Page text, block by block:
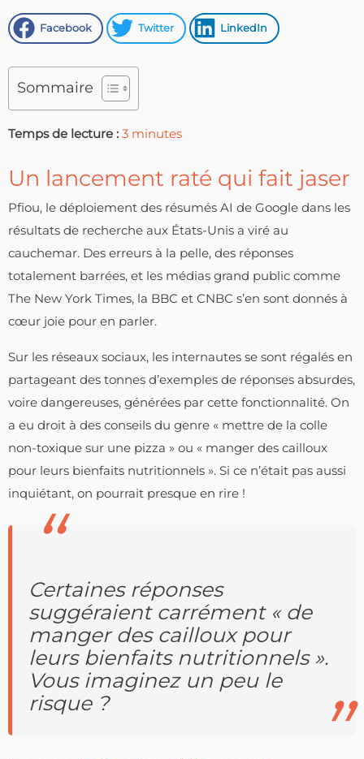
Facebook Twitter LinkedIn
Sommaire
Temps de lecture : 3 minutes
Un lancement raté qui fait jaser
Pfiou, le déploiement des résumés AI de Google dans les
résultats de recherche aux États-Unis a viré au
cauchemar. Des erreurs à la pelle, des réponses
totalement barrées, et les médias grand public comme
The New York Times, la BBC et CNBC s’en sont donnés à
cœur joie pour en parler.
Sur les réseaux sociaux, les internautes se sont régalés en
partageant des tonnes d’exemples de réponses absurdes,
voire dangereuses, générées par cette fonctionnalité. On
a eu droit à des conseils du genre « mettre de la colle
non-toxique sur une pizza » ou « manger des cailloux
pour leurs bienfaits nutritionnels ». Si ce n’était pas aussi
inquiétant, on pourrait presque en rire !
Certaines réponses
suggéraient carrément « de
manger des cailloux pour
leurs bienfaits nutritionnels ».
Vous imaginez un peu le
risque ?